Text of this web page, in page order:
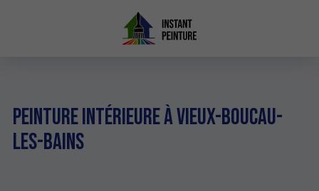
Peinture intérieure à Vieux-Boucau-
les-Bains